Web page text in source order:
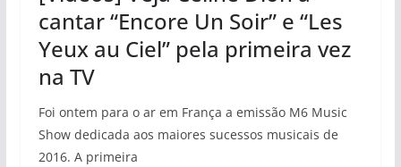
cantar “Encore Un Soir” e “Les
Yeux au Ciel” pela primeira vez
na TV
Foi ontem para o ar em França a emissão M6 Music
Show dedicada aos maiores sucessos musicais de
2016. A primeira